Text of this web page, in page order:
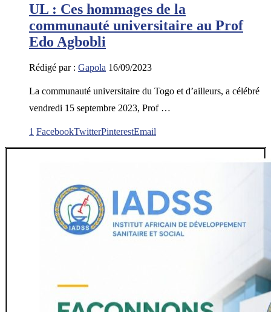
UL : Ces hommages de la
communauté universitaire au Prof
Edo Agbobli
Rédigé par : Gapola 16/09/2023
La communauté universitaire du Togo et d’ailleurs, a célébré
vendredi 15 septembre 2023, Prof …
1 FacebookTwitterPinterestEmail